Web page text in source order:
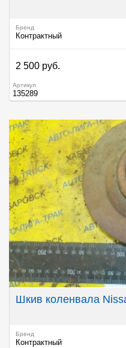
Бренд
Контрактный
2 500 руб.
Артикул
135289
Шкив коленвала
Бренд
Контрактный